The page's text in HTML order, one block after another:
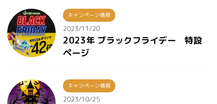
キャンペーン情報
2023/11/20
2023年 ブラックフライデー 特設
ページ
キャンペーン情報
2023/10/25